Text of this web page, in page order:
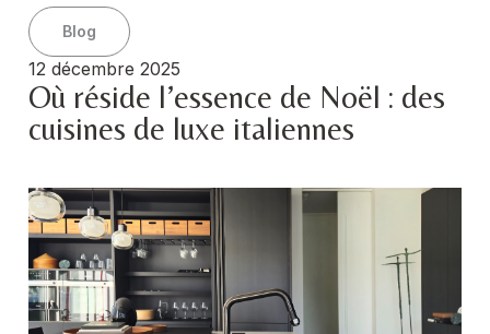
Blog
12 décembre 2025
Où réside l’essence de Noël : des
cuisines de luxe italiennes